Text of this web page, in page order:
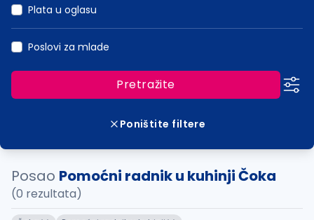
Plata u oglasu
Poslovi za mlade
Pretražite
Poništite filtere
Posao Pomoćni radnik u kuhinji Čoka
(0 rezultata)